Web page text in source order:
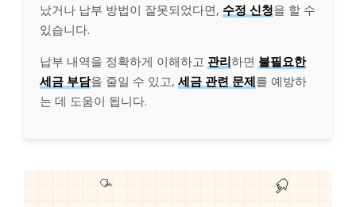
났거나 납부 방법이 잘못되었다면, 수정 신청을 할 수
있습니다.
납부 내역을 정확하게 이해하고 관리하면 불필요한
세금 부담을 줄일 수 있고, 세금 관련 문제를 예방하
는 데 도움이 됩니다.